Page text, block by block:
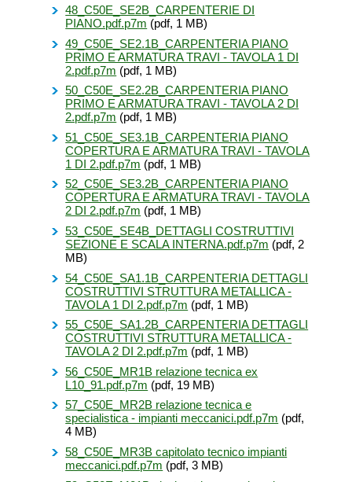
48_C50E_SE2B_CARPENTERIE DI
PIANO.pdf.p7m (pdf, 1 MB)
49_C50E_SE2.1B_CARPENTERIA PIANO
PRIMO E ARMATURA TRAVI - TAVOLA 1 DI
2.pdf.p7m (pdf, 1 MB)
50_C50E_SE2.2B_CARPENTERIA PIANO
PRIMO E ARMATURA TRAVI - TAVOLA 2 DI
2.pdf.p7m (pdf, 1 MB)
51_C50E_SE3.1B_CARPENTERIA PIANO
COPERTURA E ARMATURA TRAVI - TAVOLA
1 DI 2.pdf.p7m (pdf, 1 MB)
52_C50E_SE3.2B_CARPENTERIA PIANO
COPERTURA E ARMATURA TRAVI - TAVOLA
2 DI 2.pdf.p7m (pdf, 1 MB)
53_C50E_SE4B_DETTAGLI COSTRUTTIVI
SEZIONE E SCALA INTERNA.pdf.p7m (pdf, 2
MB)
54_C50E_SA1.1B_CARPENTERIA DETTAGLI
COSTRUTTIVI STRUTTURA METALLICA -
TAVOLA 1 DI 2.pdf.p7m (pdf, 1 MB)
55_C50E_SA1.2B_CARPENTERIA DETTAGLI
COSTRUTTIVI STRUTTURA METALLICA -
TAVOLA 2 DI 2.pdf.p7m (pdf, 1 MB)
56_C50E_MR1B relazione tecnica ex
L10_91.pdf.p7m (pdf, 19 MB)
57_C50E_MR2B relazione tecnica e
specialistica - impianti meccanici.pdf.p7m (pdf,
4 MB)
58_C50E_MR3B capitolato tecnico impianti
meccanici.pdf.p7m (pdf, 3 MB)